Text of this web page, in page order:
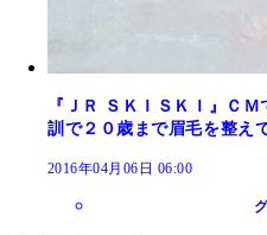
『ＪＲ ＳＫＩＳＫＩ』Ｃ
訓で２０歳まで眉毛を整え
2016年04月06日 06:00